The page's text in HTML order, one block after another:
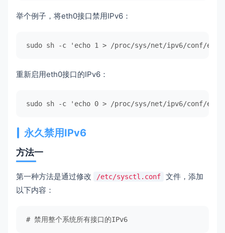
举个例子，将eth0接口禁用IPv6：
sudo sh -c 'echo 1 > /proc/sys/net/ipv6/conf/
重新启用eth0接口的IPv6：
sudo sh -c 'echo 0 > /proc/sys/net/ipv6/conf/
永久禁用IPv6
方法一
第一种方法是通过修改 /etc/sysctl.conf
文件，添加
以下内容：
# 禁用整个系统所有接口的IPv6